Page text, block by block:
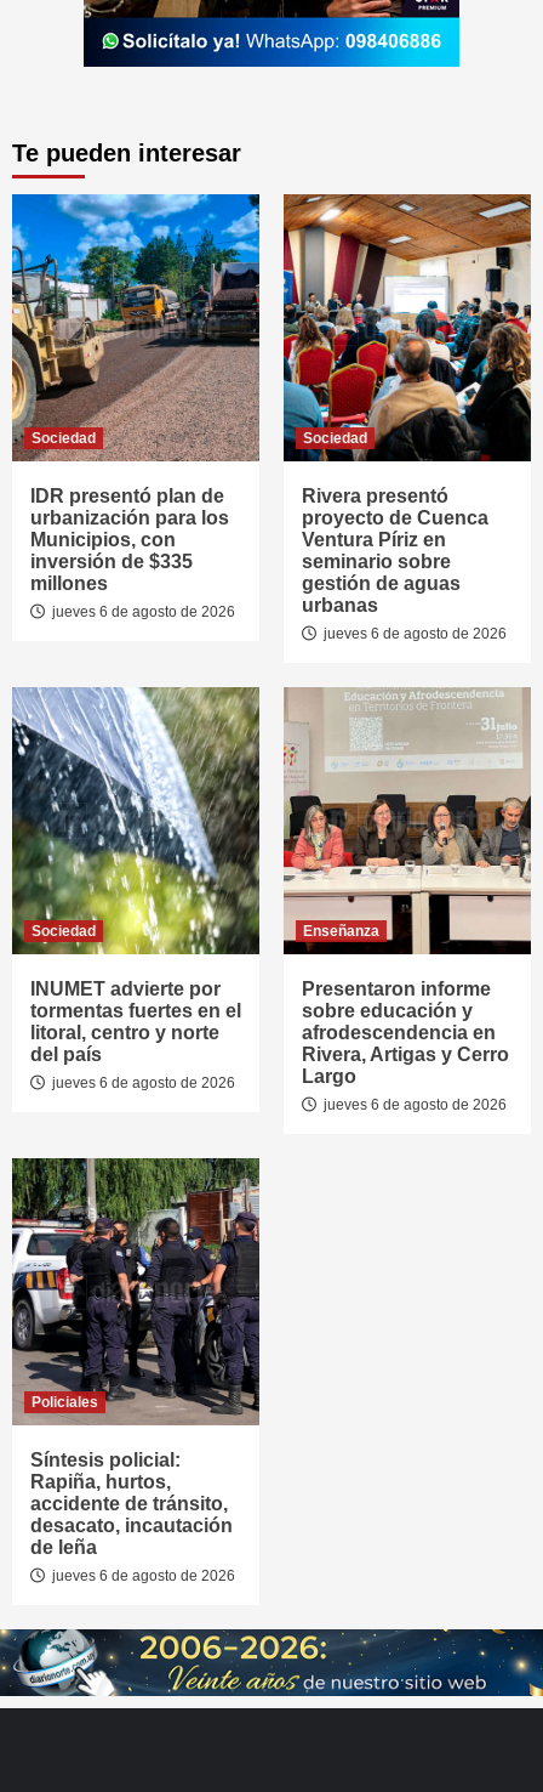
Te pueden interesar
Sociedad
IDR presentó plan de
urbanización para los
Municipios, con
inversión de $335
millones
jueves 6 de agosto de 2026
Sociedad
Rivera presentó
proyecto de Cuenca
Ventura Píriz en
seminario sobre
gestión de aguas
urbanas
jueves 6 de agosto de 2026
Sociedad
INUMET advierte por
tormentas fuertes en el
litoral, centro y norte
del país
jueves 6 de agosto de 2026
Enseñanza
Presentaron informe
sobre educación y
afrodescendencia en
Rivera, Artigas y Cerro
Largo
jueves 6 de agosto de 2026
Policiales
Síntesis policial:
Rapiña, hurtos,
accidente de tránsito,
desacato, incautación
de leña
jueves 6 de agosto de 2026